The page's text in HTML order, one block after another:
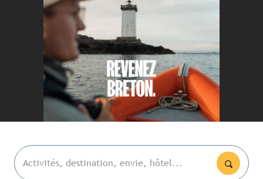
Activités, destination, envie, hôtel...